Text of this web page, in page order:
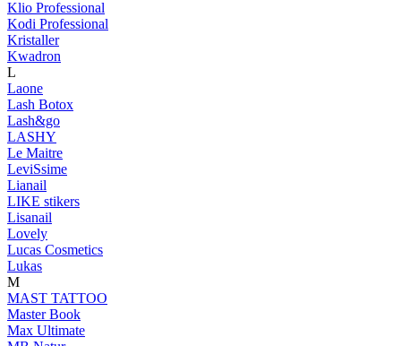
Klio Professional
Kodi Professional
Kristaller
Kwadron
L
Laone
Lash Botox
Lash&go
LASHY
Le Maitre
LeviSsime
Lianail
LIKE stikers
Lisanail
Lovely
Lucas Cosmetics
Lukas
M
MAST TATTOO
Master Book
Max Ultimate